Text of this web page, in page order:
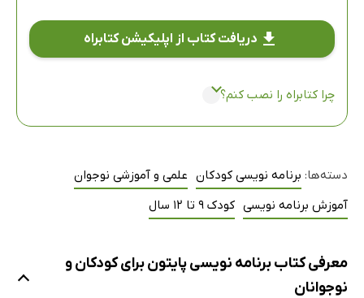
دریافت کتاب از اپلیکیشن کتابراه
چرا کتابراه را نصب کنم؟
دسته‌ها: برنامه نویسی کودکان علمی و آموزشی نوجوان
آموزش برنامه نویسی کودک 9 تا 12 سال
معرفی کتاب برنامه‌ نویسی پایتون برای کودکان و
نوجوانان